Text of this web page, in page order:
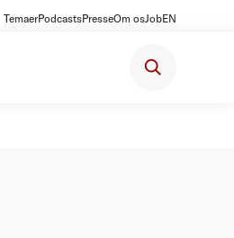
TemaerPodcastsPresseOm osJobEN